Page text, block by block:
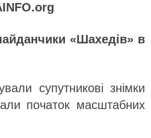
«Шахедів» в
супутникові знімки
початок масштабних